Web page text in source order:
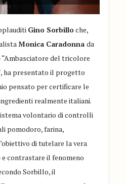
Gino Sorbilloche,
Monica Caradonnada
del tricolore
ha presentato il progetto
pensato per certificare le
realmente italiani.
volontario di controlli
pomodoro, farina,
di tutelare la vera
contrastare il fenomeno
Sorbillo, il